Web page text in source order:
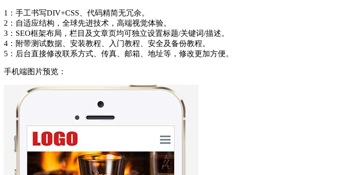
1：手工书写DIV+CSS、代码精简无冗余。
2：自适应结构，全球先进技术，高端视觉体验。
3：SEO框架布局，栏目及文章页均可独立设置标题/关键词/描述。
4：附带测试数据、安装教程、入门教程、安全及备份教程。
5：后台直接修改联系方式、传真、邮箱、地址等，修改更加方便。
手机端图片预览：